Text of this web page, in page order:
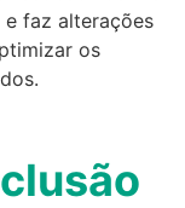
e faz alterações
os